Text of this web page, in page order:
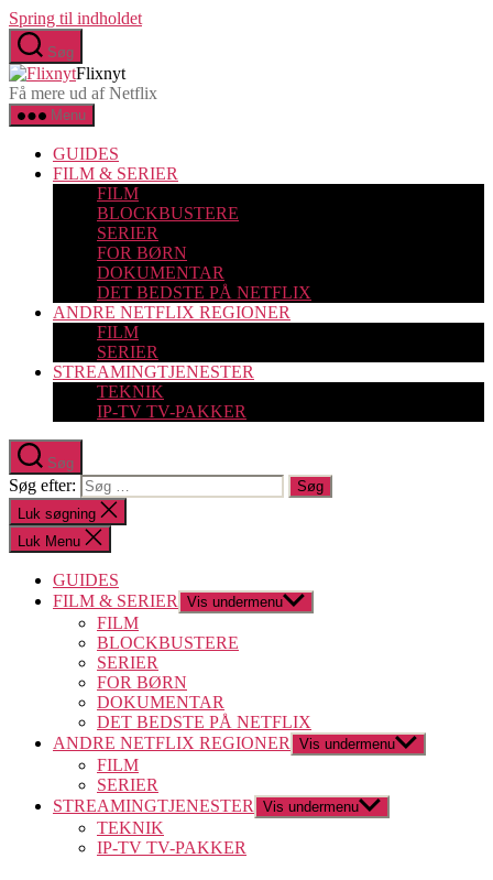
Spring til indholdet
Søg
Flixnyt
Få mere ud af Netflix
Menu
GUIDES
FILM & SERIER
FILM
BLOCKBUSTERE
SERIER
FOR BØRN
DOKUMENTAR
DET BEDSTE PÅ NETFLIX
ANDRE NETFLIX REGIONER
FILM
SERIER
STREAMINGTJENESTER
TEKNIK
IP-TV TV-PAKKER
Søg
Søg efter:
Luk søgning
Luk Menu
GUIDES
FILM & SERIER
Vis undermenu
FILM
BLOCKBUSTERE
SERIER
FOR BØRN
DOKUMENTAR
DET BEDSTE PÅ NETFLIX
ANDRE NETFLIX REGIONER
Vis undermenu
FILM
SERIER
STREAMINGTJENESTER
Vis undermenu
TEKNIK
IP-TV TV-PAKKER